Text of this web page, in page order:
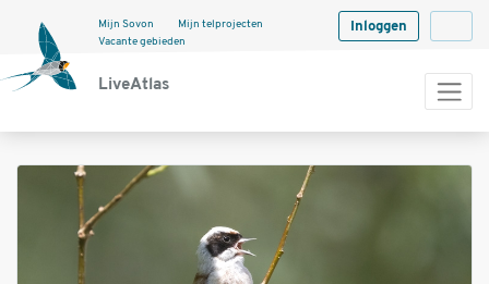
LiveAtlas
Mijn Sovon
Mijn telprojecten
Vacante gebieden
Inloggen